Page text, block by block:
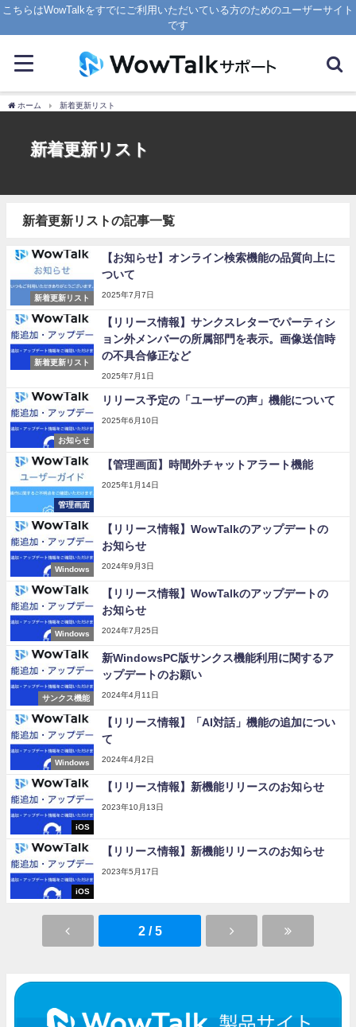
こちらはWowTalkをすでにご利用いただいている方のためのユーザーサイト
です
ホーム 新着更新リスト
新着更新リスト
新着更新リストの記事一覧
新着更新リスト
【お知らせ】オンライン検索機能の品質向上に
ついて
2025年7月7日
新着更新リスト
【リリース情報】サンクスレターでパーティシ
ョン外メンバーの所属部門を表示。画像送信時
の不具合修正など
2025年7月1日
お知らせ
リリース予定の「ユーザーの声」機能について
2025年6月10日
管理画面
【管理画面】時間外チャットアラート機能
2025年1月14日
Windows
【リリース情報】WowTalkのアップデートの
お知らせ
2024年9月3日
Windows
【リリース情報】WowTalkのアップデートの
お知らせ
2024年7月25日
サンクス機能
新WindowsPC版サンクス機能利用に関するア
ップデートのお願い
2024年4月11日
Windows
【リリース情報】「AI対話」機能の追加につい
て
2024年4月2日
iOS
【リリース情報】新機能リリースのお知らせ
2023年10月13日
iOS
【リリース情報】新機能リリースのお知らせ
2023年5月17日
2 / 5